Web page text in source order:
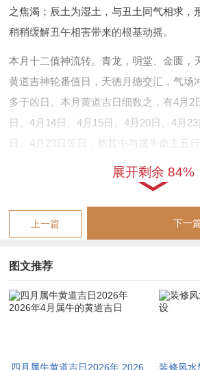
之焦渴；辰土为湿土，与丑土同气相求，
稍稍缓解丑午相害带来的根基动摇。
本月十二值神流转。青龙，明堂、金匮，
黄道吉神轮番值日，天德月德交汇，气场
多于凶日。本月黄道吉日细数之，有4月2
日、4月14日、4月15日、4月20日、4月
日、4月29日等日，然其中与属牛命主五
支互动，神煞吉凶、五行生克三条逻辑链
四月廿六乙卯日-天月二德齐临 金匮司权最
阳历择2026年4月11日，农历二月廿四，
卯日，值神金匮巡行，此乃六黄道之一，
之象。建除十二神为危日，危者高也，取
方面此日冲蛇煞西，与属牛命主之丑土无
展开剩余 84%
上一篇 下一
图文推荐
四月属牛黄道吉日2026年 2026
装修风水